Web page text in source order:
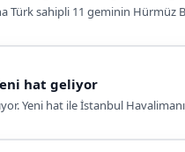
sahipli 11 geminin Hürmüz
hat geliyor
Yeni hat ile İstanbul